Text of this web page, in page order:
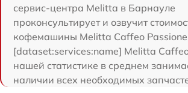
сервис-центра Melitta в Барнауле
проконсультирует и озвучит
кофемашины Melitta Caffeo
[dataset:services:name] Melitta
нашей статистике в среднем
наличии всех необходимых